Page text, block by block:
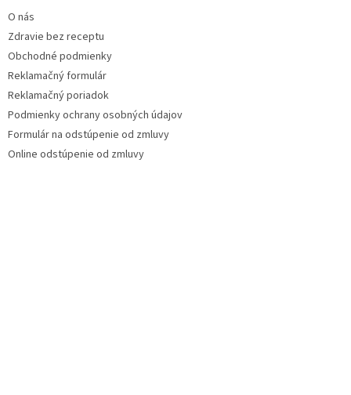
O nás
Zdravie bez receptu
Obchodné podmienky
Reklamačný formulár
Reklamačný poriadok
Podmienky ochrany osobných údajov
Formulár na odstúpenie od zmluvy
Online odstúpenie od zmluvy